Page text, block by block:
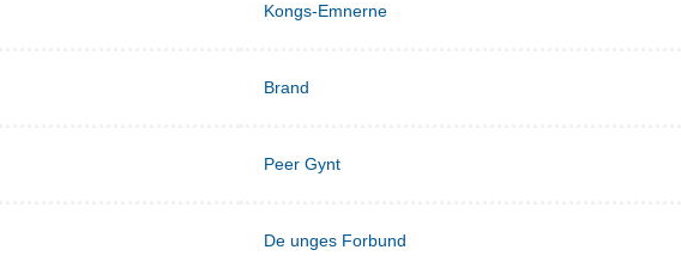
Kongs-Emnerne
Brand
Peer Gynt
De unges Forbund